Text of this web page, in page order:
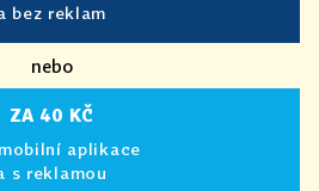
bez reklam
nebo
ZA 40 KČ
aplikace
s reklamou